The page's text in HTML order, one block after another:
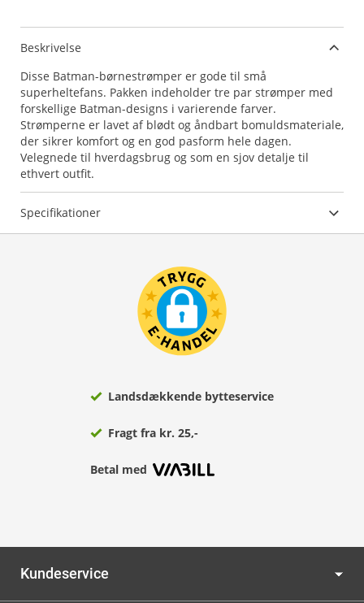
Beskrivelse
Disse Batman-børnestrømper er gode til små
superheltefans. Pakken indeholder tre par strømper med
forskellige Batman-designs i varierende farver.
Strømperne er lavet af blødt og åndbart bomuldsmateriale,
der sikrer komfort og en god pasform hele dagen.
Velegnede til hverdagsbrug og som en sjov detalje til
ethvert outfit.
Specifikationer
Landsdækkende bytteservice
Fragt fra kr. 25,-
Betal med
Kundeservice